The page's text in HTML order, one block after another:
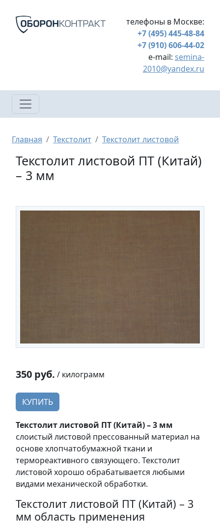
телефоны в Москве:
+7 (495) 445-48-84
+7 (910) 606-44-02
e-mail: semina-
2010@yandex.ru
Строка навигации
Главная Текстолит Текстолит листовой
Текстолит листовой ПТ (Китай)
– 3 мм
350 руб. / килограмм
КУПИТЬ
Текстолит листовой ПТ (Китай) – 3 мм
слоистый листовой прессованный материал на
основе хлопчатобумажной ткани и
термореактивного связующего. Текстолит
листовой хорошо обрабатывается любыми
видами механической обработки.
Текстолит листовой ПТ (Китай) – 3
мм область применения